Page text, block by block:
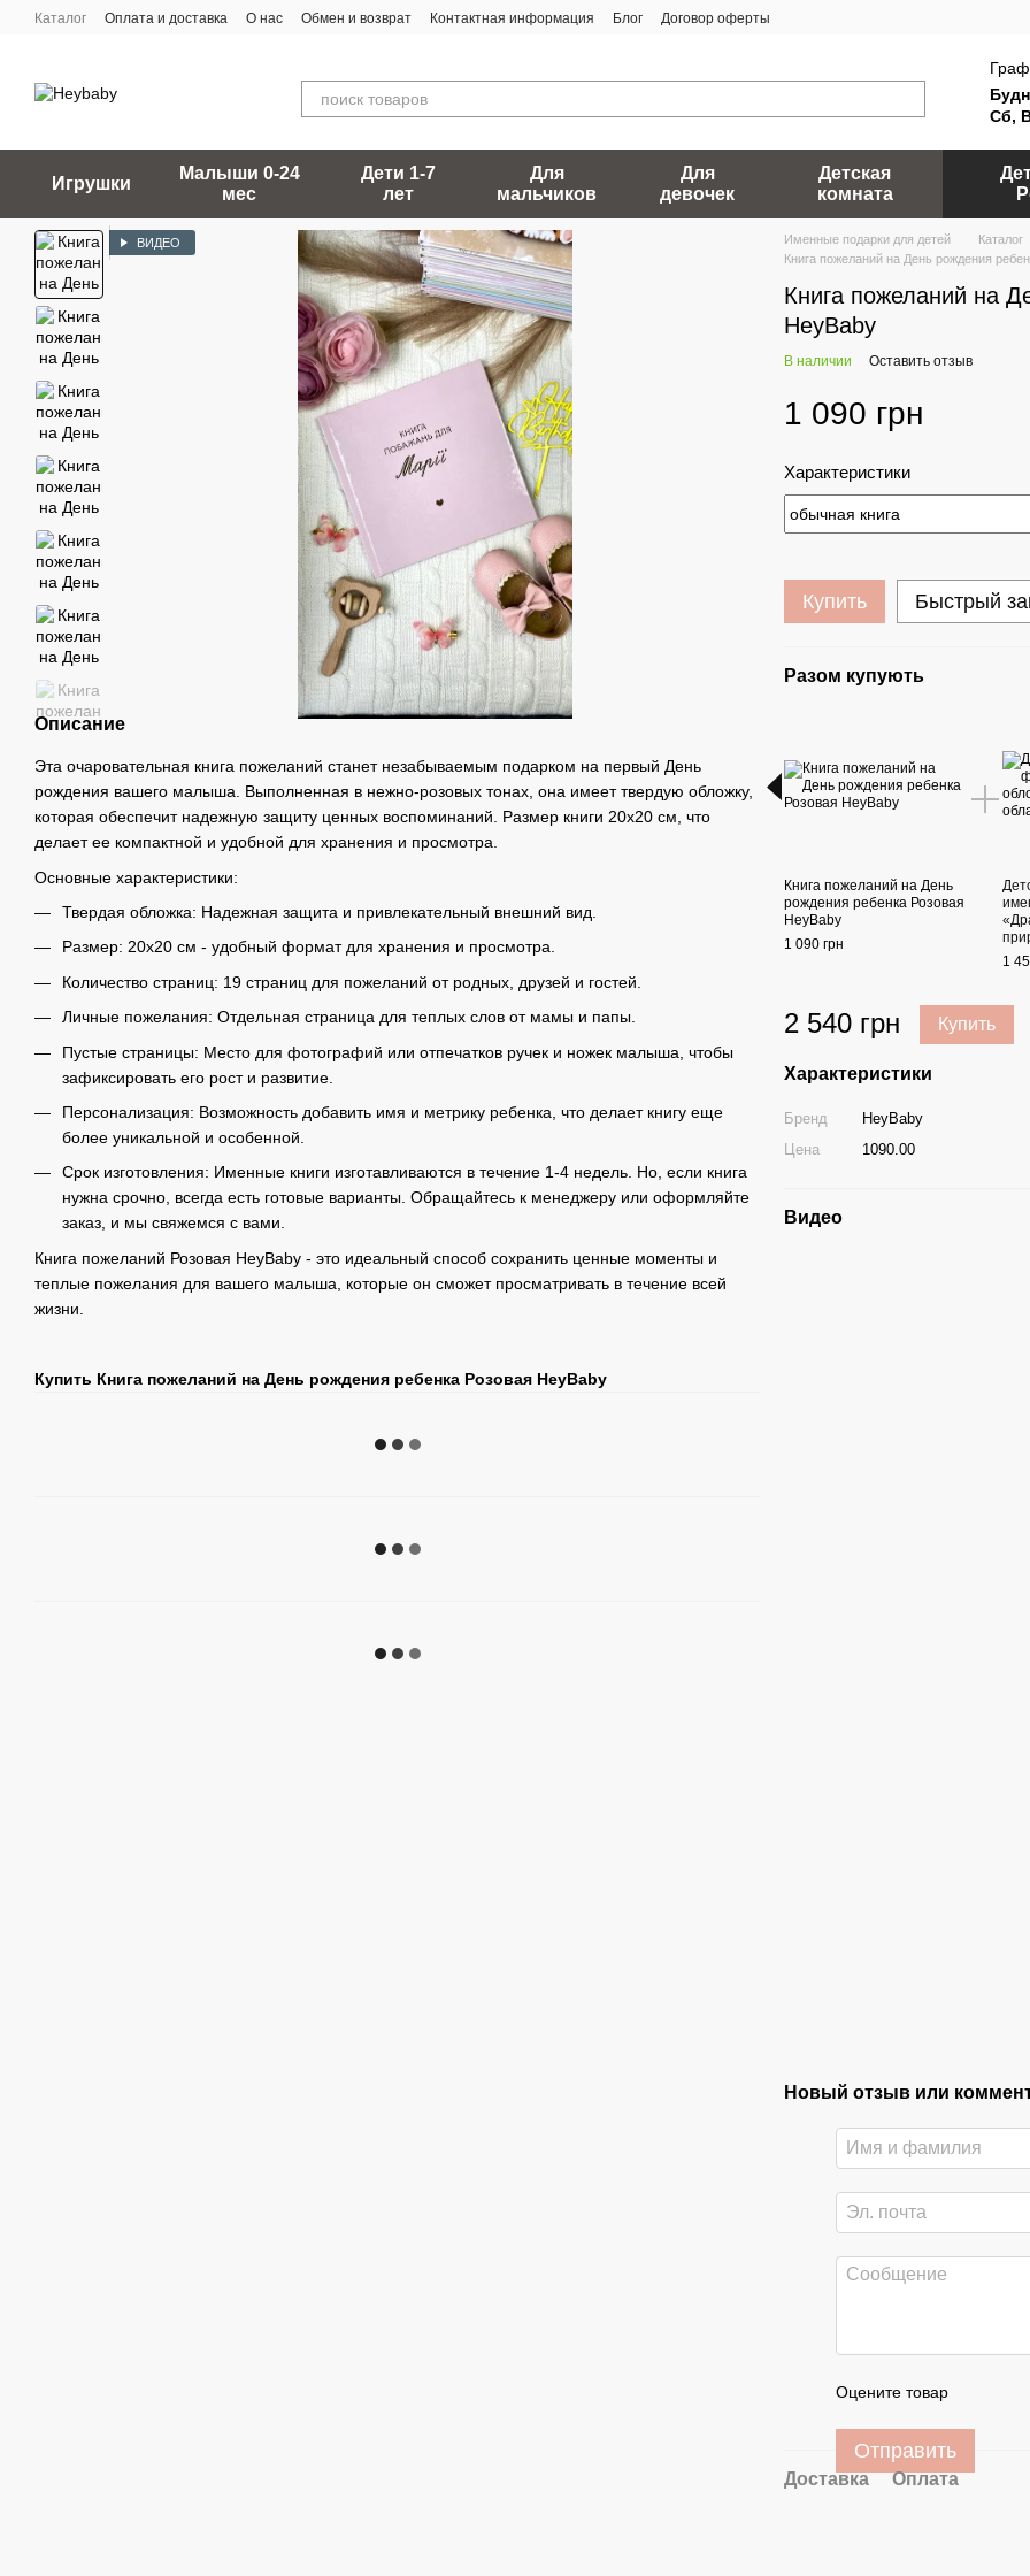
Перейти к основному контенту
Каталог Оплата и доставка О нас Обмен и возврат Контактная информация Блог Договор оферты
Сб,
Игрушки
Малыши 0-24
мес
Дети 1-7
лет
Для
мальчиков
Для
девочек
Детская
комната
ВИДЕО
Описание
Эта очаровательная книга пожеланий станет незабываемым подарком на первый День
рождения вашего малыша. Выполненная в нежно-розовых тонах, она имеет твердую обложку,
которая обеспечит надежную защиту ценных воспоминаний. Размер книги 20х20 см, что
делает ее компактной и удобной для хранения и просмотра.
Основные характеристики:
Твердая обложка: Надежная защита и привлекательный внешний вид.
Размер: 20х20 см - удобный формат для хранения и просмотра.
Количество страниц: 19 страниц для пожеланий от родных, друзей и гостей.
Личные пожелания: Отдельная страница для теплых слов от мамы и папы.
Пустые страницы: Место для фотографий или отпечатков ручек и ножек малыша, чтобы
зафиксировать его рост и развитие.
Персонализация: Возможность добавить имя и метрику ребенка, что делает книгу еще
более уникальной и особенной.
Срок изготовления: Именные книги изготавливаются в течение 1-4 недель. Но, если книга
нужна срочно, всегда есть готовые варианты. Обращайтесь к менеджеру или оформляйте
заказ, и мы свяжемся с вами.
Книга пожеланий Розовая HeyBaby - это идеальный способ сохранить ценные моменты и
теплые пожелания для вашего малыша, которые он сможет просматривать в течение всей
жизни.
Купить Книга пожеланий на День рождения ребенка Розовая HeyBaby
Именные подарки для детей
Каталог
Книга пожеланий на День рождения
Книга пожеланий на
HeyBaby
В наличии Оставить отзыв
1 090 грн
Характеристики
Купить Быстрый
Разом купують
Книга пожеланий на День
рождения ребенка Розовая
HeyBaby
1 090 грн
1
2 540 грн Купить
Характеристики
Бренд
HeyBaby
Цена
1090.00
Видео
Новый отзыв или
Оцените товар
Отправить
Доставка Оплата